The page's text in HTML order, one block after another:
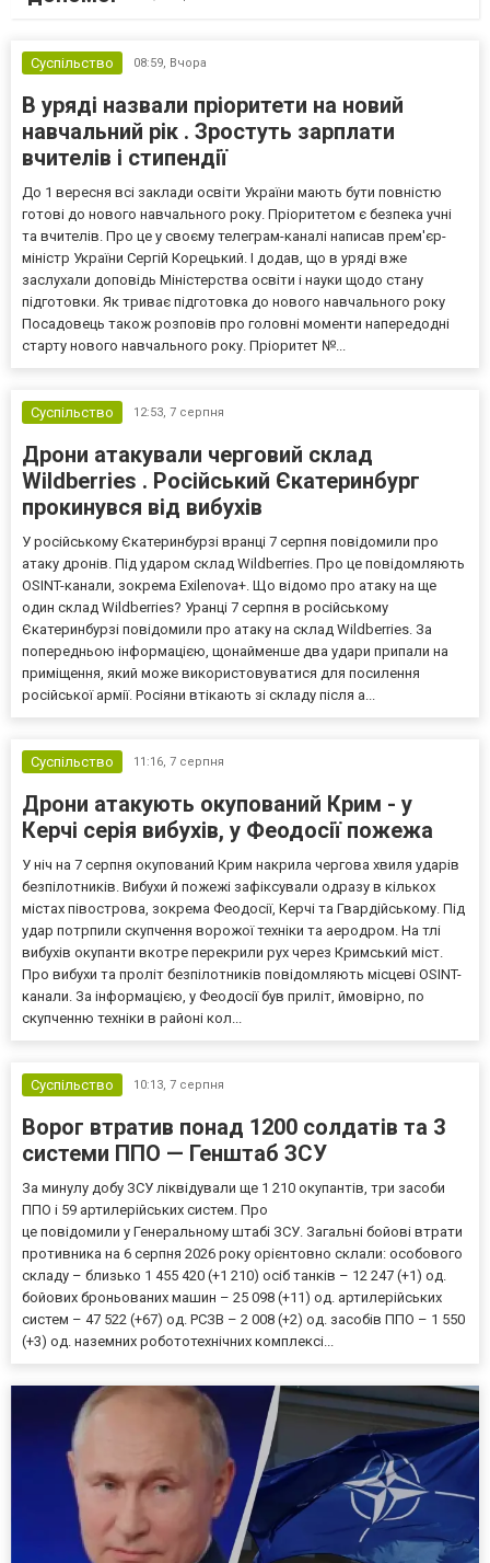
Суспільство 08:59, Вчора
В уряді назвали пріоритети на новий
навчальний рік . Зростуть зарплати
вчителів і стипендії
До 1 вересня всі заклади освіти України мають бути повністю
готові до нового навчального року. Пріоритетом є безпека учні
та вчителів. Про це у своєму телеграм-каналі написав прем'єр-
міністр України Сергій Корецький. І додав, що в уряді вже
заслухали доповідь Міністерства освіти і науки щодо стану
підготовки. Як триває підготовка до нового навчального року
Посадовець також розповів про головні моменти напередодні
старту нового навчального року. Пріоритет №...
Суспільство 12:53, 7 серпня
Дрони атакували черговий склад
Wildberries . Російський Єкатеринбург
прокинувся від вибухів
У російському Єкатеринбурзі вранці 7 серпня повідомили про
атаку дронів. Під ударом склад Wildberries. Про це повідомляють
OSINT-канали, зокрема Exilenova+. Що відомо про атаку на ще
один склад Wildberries? Уранці 7 серпня в російському
Єкатеринбурзі повідомили про атаку на склад Wildberries. За
попередньою інформацією, щонайменше два удари припали на
приміщення, який може використовуватися для посилення
російської армії. Росіяни втікають зі складу після а...
Суспільство 11:16, 7 серпня
Дрони атакують окупований Крим - у
Керчі серія вибухів, у Феодосії пожежа
У ніч на 7 серпня окупований Крим накрила чергова хвиля ударів
безпілотників. Вибухи й пожежі зафіксували одразу в кількох
містах півострова, зокрема Феодосії, Керчі та Гвардійському. Під
удар потрпили скупчення ворожої техніки та аеродром. На тлі
вибухів окупанти вкотре перекрили рух через Кримський міст.
Про вибухи та проліт безпілотників повідомляють місцеві OSINT-
канали. За інформацією, у Феодосії був приліт, ймовірно, по
скупченню техніки в районі кол...
Суспільство 10:13, 7 серпня
Ворог втратив понад 1200 солдатів та 3
системи ППО — Генштаб ЗСУ
За минулу добу ЗСУ ліквідували ще 1 210 окупантів, три засоби
ППО і 59 артилерійських систем. Про
це повідомили у Генеральному штабі ЗСУ. Загальні бойові втрати
противника на 6 серпня 2026 року орієнтовно склали: особового
складу – близько 1 455 420 (+1 210) осіб танків – 12 247 (+1) од.
бойових броньованих машин – 25 098 (+11) од. артилерійських
систем – 47 522 (+67) од. РСЗВ – 2 008 (+2) од. засобів ППО – 1 550
(+3) од. наземних робототехнічних комплексі...